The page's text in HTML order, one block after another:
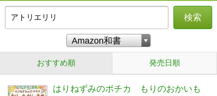
検索
おすすめ順 発売日順
はりねずみのポチカ もりのおかいも